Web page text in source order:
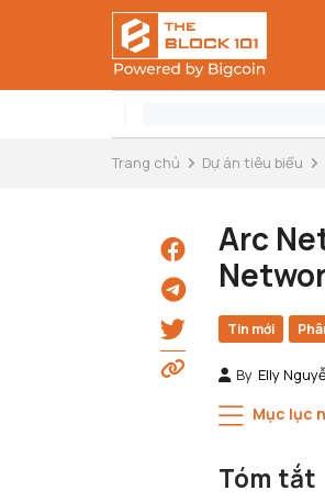
Trang chủ Dự án tiêu biểu
Arc
Tin mới
By Elly
Mục lục
Tóm tắt